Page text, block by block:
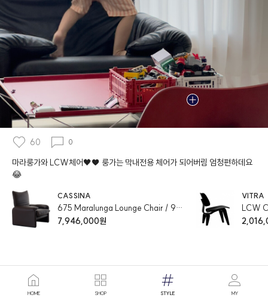
60 0
마라룽가와 LCW체어🖤♥️ 룽가는 막내전용 체어가 되어버림 엄청편하데요
😂
CASSINA
675 Maralunga Lounge Chair / 98cm / Leather Scozia
7,946,000원
VITRA
LCW
HOME SHOP STYLE MY